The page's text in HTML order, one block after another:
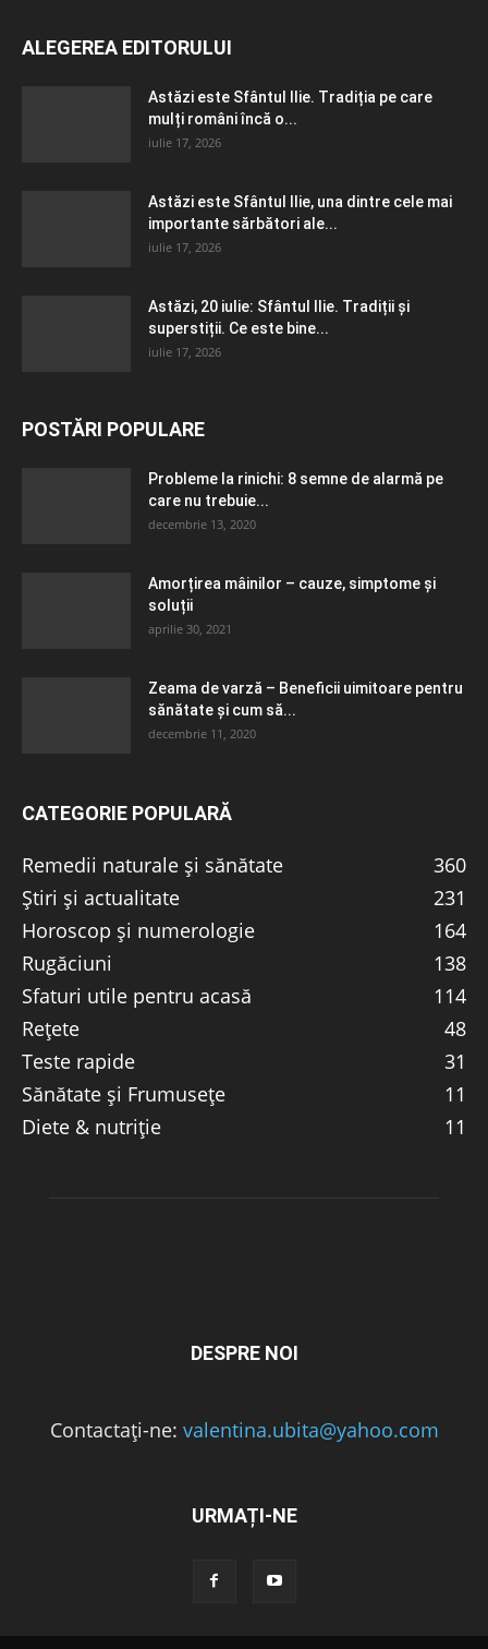
ALEGEREA EDITORULUI
Astăzi este Sfântul Ilie. Tradiția pe care
mulți români încă o...
iulie 17, 2026
Astăzi este Sfântul Ilie, una dintre cele mai
importante sărbători ale...
iulie 17, 2026
Astăzi, 20 iulie: Sfântul Ilie. Tradiții și
superstiții. Ce este bine...
iulie 17, 2026
POSTĂRI POPULARE
Probleme la rinichi: 8 semne de alarmă pe
care nu trebuie...
decembrie 13, 2020
Amorțirea mâinilor – cauze, simptome și
soluții
aprilie 30, 2021
Zeama de varză – Beneficii uimitoare pentru
sănătate și cum să...
decembrie 11, 2020
CATEGORIE POPULARĂ
Remedii naturale și sănătate
360
Știri și actualitate
231
Horoscop și numerologie
164
Rugăciuni
138
Sfaturi utile pentru acasă
114
Rețete
48
Teste rapide
31
Sănătate și Frumusețe
11
Diete & nutriție
11
DESPRE NOI
Contactați-ne: valentina.ubita@yahoo.com
URMAȚI-NE